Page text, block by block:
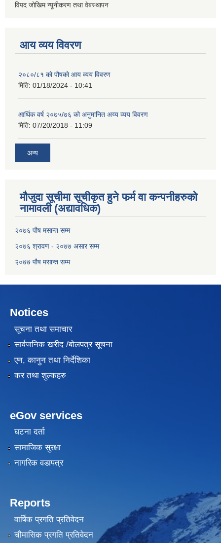
विपद जोखिम न्यूनीकरण तथा वेबस्थापन
आय व्यय विवरण
२०८०/८१ को पौषको आय व्यय विवरण
मिति: 01/18/2024 - 10:41
आर्थिक वर्ष २०७५/७६ को अनुमानित अय्य व्यय विवरण
मिति: 07/20/2018 - 11:09
अन्य
मौजुदा सूचीमा सूचीकृत हुने फर्म वा कन्पनीहरुको
नामावली (अद्यावधिक)
२०७६ पौष मसान्त सम्म
२०७६ श्रावण - २०७७ असार सम्म
२०७७ पौष मसान्त सम्म
Notices
सूचना तथा समाचार
सार्वजनिक खरीद /बोलपत्र सूचना
एन, कानुन तथा निर्देशिका
कर तथा शुल्कहरु
eGov services
घटना दर्ता
सामाजिक सुरक्षा
नागरिक वडापत्र
Reports
वार्षिक प्रगति प्रतिवेदन
चौमासिक प्रगति प्रतिवेदन